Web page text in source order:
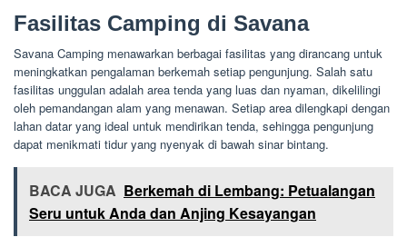
Fasilitas Camping di Savana
Savana Camping menawarkan berbagai fasilitas yang dirancang untuk
meningkatkan pengalaman berkemah setiap pengunjung. Salah satu
fasilitas unggulan adalah area tenda yang luas dan nyaman, dikelilingi
oleh pemandangan alam yang menawan. Setiap area dilengkapi dengan
lahan datar yang ideal untuk mendirikan tenda, sehingga pengunjung
dapat menikmati tidur yang nyenyak di bawah sinar bintang.
BACA JUGA Berkemah di Lembang: Petualangan
Seru untuk Anda dan Anjing Kesayangan